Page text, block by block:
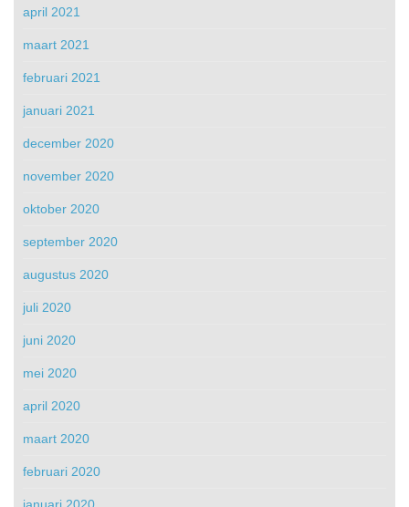
april 2021
maart 2021
februari 2021
januari 2021
december 2020
november 2020
oktober 2020
september 2020
augustus 2020
juli 2020
juni 2020
mei 2020
april 2020
maart 2020
februari 2020